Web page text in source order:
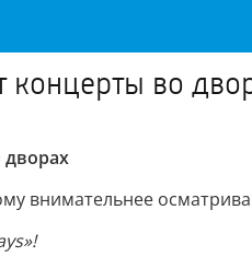
концерты во
дворах
внимательнее